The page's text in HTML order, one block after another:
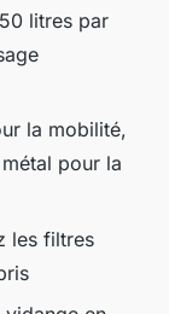
litres par
la mobilité,
pour la
les filtres